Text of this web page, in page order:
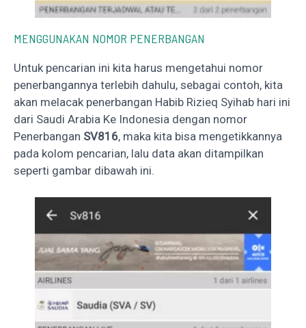
MENGGUNAKAN NOMOR PENERBANGAN
Untuk pencarian ini kita harus mengetahui nomor
penerbangannya terlebih dahulu, sebagai contoh, kita
akan melacak penerbangan Habib Rizieq Syihab hari ini
dari Saudi Arabia Ke Indonesia dengan nomor
Penerbangan SV816, maka kita bisa mengetikkannya
pada kolom pencarian, lalu data akan ditampilkan
seperti gambar dibawah ini.